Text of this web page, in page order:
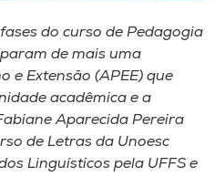
do curso de Pedagogia
de mais uma
e Extensão (APEE) que
acadêmica e a
Aparecida Pereira
de Letras da Unoesc
Linguísticos pela UFFS e